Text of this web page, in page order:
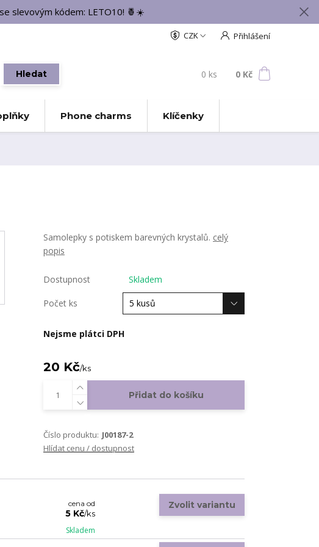
slevovým kódem: LETO10! 🍍☀️
CZK Přihlášení
Hledat 0 ks 0 Kč
Phone charms Klíčenky
Samolepky s potiskem barevných krystalů. celý
popis
Dostupnost Skladem
Počet ks
Nejsme plátci DPH
20 Kč/ks
Přidat do košíku
Číslo produktu: J00187-2
Hlídat cenu / dostupnost
cena od
5 Kč/ks
Skladem
Zvolit variantu